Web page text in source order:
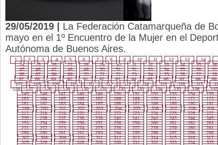
29/05/2019 | La Federación Catamarqueña de
mayo en el 1º Encuentro de la Mujer en el
Autónoma de Buenos Aires.
1 2 3 4 5 6 7 8 9 10 11 12 13 14
24
25 26 27 28 29 30 31 32 33 34 35
36
45
46 47 48 49 50 51 52 53 54 55 56
57
66
67 68 69 70 71 72 73 74 75 76 77
78
87
88 89 90 91 92 93 94 95 96 97 98
99
107
108 109 110 111 112 113 114 115 116 117
126
127 128 129 130 131 132 133 134 135 136
137
145
146 147 148 149 150 151 152 153 154
155
163
164 165 166 167 168 169 170 171 172
173
181
182 183 184 185 186 187 188 189 190
191
199
200 201 202 203 204 205 206 207 208
209
217
218 219 220 221 222 223 224 225 226
227
235
236 237 238 239 240 241 242 243 244
245
253
254 255 256 257 258 259 260 261 262
263
271
272 273 274 275 276 277 278 279 280
281
289
290 291 292 293 294 295 296 297 298
299
307
308 309 310 311 312 313 314 315 316
317
325
326 327 328 329 330 331 332 333 334
335